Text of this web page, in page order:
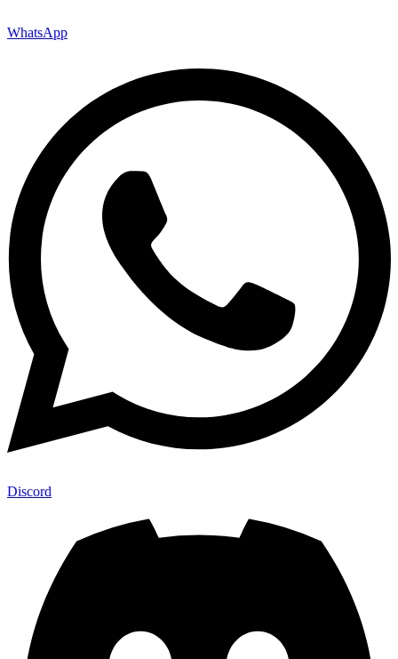
WhatsApp
Discord